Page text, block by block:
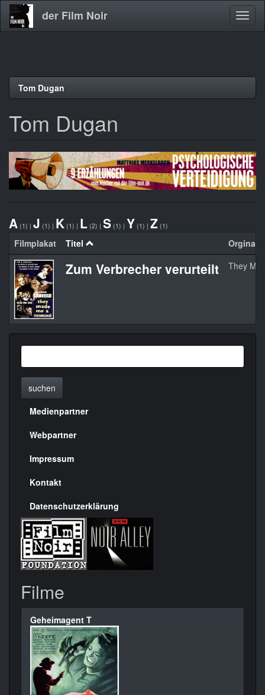
Direkt
der Film Noir
Tom Dugan
Tom Dugan
A (1) | J (1) | K (1) | L (2) | S (1) | Y (1) | Z (1)
Filmplakat Titel
Zum Verbrecher verurteilt They
suchen
Menülinks
rechte
Seite
Medienpartner
Webpartner
Impressum
Kontakt
Datenschutzerklärung
Filme
Geheimagent T